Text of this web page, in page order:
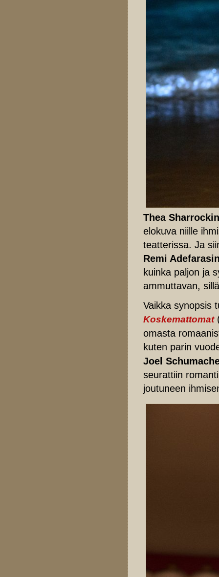
Thea Sharrockin
elokuva niille
teatterissa. Ja
Remi
kuinka paljon ja
ammuttavan,
Vaikka synopsis
Koskemattomat
omasta
kuten parin
Joel
seurattiin
joutuneen